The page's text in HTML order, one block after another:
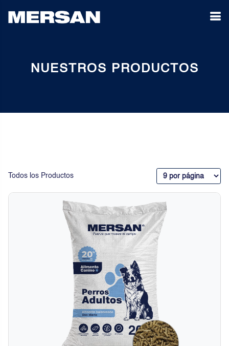
NUESTROS PRODUCTOS
Todos los Productos